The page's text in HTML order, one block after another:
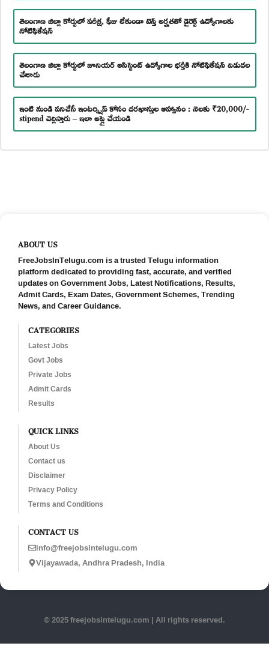
తెలంగాణ జిల్లా కోర్టులో పరీక్ష, ఫీజు లేకుండా టెన్త్ అర్హతతో డైరెక్ట్ ఉద్యోగాలకు
నోటిఫికేషన్
తెలంగాణ జిల్లా కోర్టులో జూనియర్ అసిస్టెంట్ ఉద్యోగాల భర్తీకి నోటిఫికేషన్ విడుదల
చేశారు
ఇంటి నుండి పనిచేసే ఇంటర్న్షిప్ కోసం దరఖాస్తుల ఆహ్వానం : నెలకు ₹20,000/-
stipend చెల్లిస్తారు – ఇలా అప్లై చేయండి
ABOUT US
FreeJobsInTelugu.com is a trusted Telugu information
platform dedicated to providing fast, accurate, and verified
updates on Government Jobs, Latest Notifications, Results,
Admit Cards, Exam Dates, Government Schemes, Trending
News, and Career Guidance.
CATEGORIES
Latest Jobs
Govt Jobs
Private Jobs
Admit Cards
Results
QUICK LINKS
About Us
Contact us
Disclaimer
Privacy Policy
Terms and Conditions
CONTACT US
info@freejobsintelugu.com
Vijayawada, Andhra Pradesh, India
© 2025 freejobsintelugu.com | All rights reserved.